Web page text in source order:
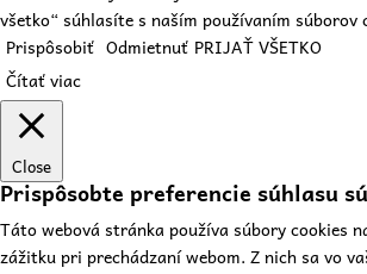
všetko“ súhlasíte s naším používaním súborov
Prispôsobiť Odmietnuť PRIJAŤ VŠETKO
Čítať viac
Close
Prispôsobte preferencie súhlasu
Táto webová stránka používa súbory cookies
zážitku pri prechádzaní webom. Z nich sa vo